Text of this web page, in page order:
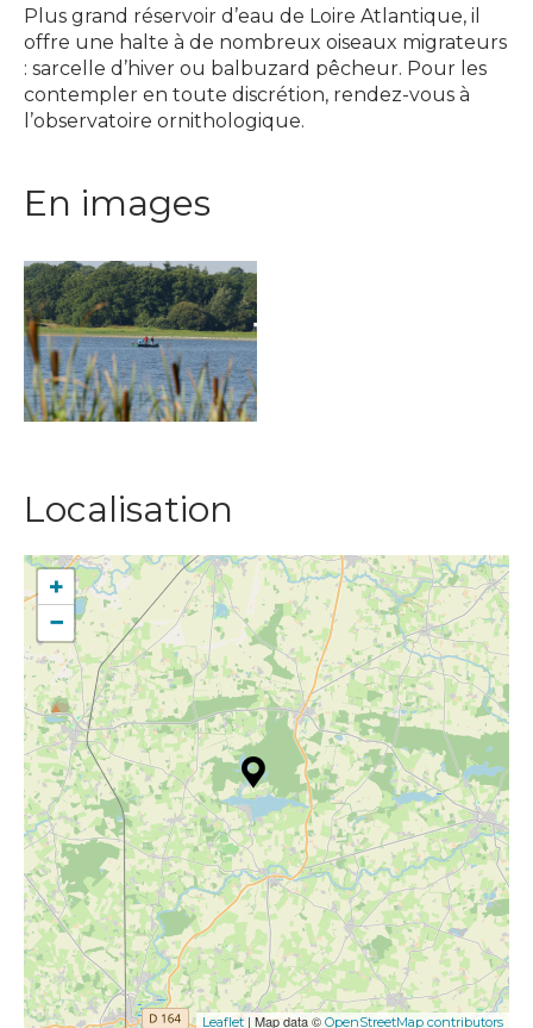
Plus grand réservoir d’eau de Loire Atlantique, il
offre une halte à de nombreux oiseaux migrateurs
: sarcelle d’hiver ou balbuzard pêcheur. Pour les
contempler en toute discrétion, rendez-vous à
l’observatoire ornithologique.
En images
Localisation
+
−
Leaflet| Map data © OpenStreetMap contributors